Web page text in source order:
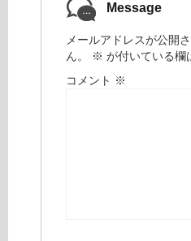
Message
メールアドレスが公開
ん。
※ が付いている欄
コメント ※